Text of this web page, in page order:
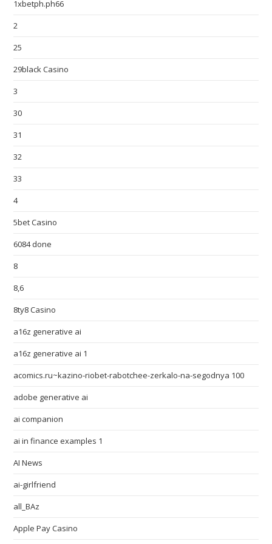
1xbetph.ph66
2
25
29black Casino
3
30
31
32
33
4
5bet Casino
6084 done
8
8,6
8ty8 Casino
a16z generative ai
a16z generative ai 1
acomics.ru~kazino-riobet-rabotchee-zerkalo-na-segodnya 100
adobe generative ai
ai companion
ai in finance examples 1
AI News
ai-girlfriend
all_BAz
Apple Pay Casino